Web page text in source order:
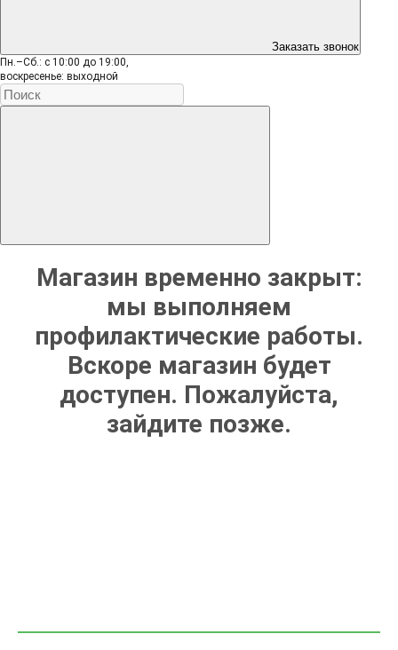
Заказать звонок
Пн.–Сб.: с 10:00 до 19:00,
воскресенье: выходной
Магазин временно закрыт:
мы выполняем
профилактические работы.
Вскоре магазин будет
доступен. Пожалуйста,
зайдите позже.